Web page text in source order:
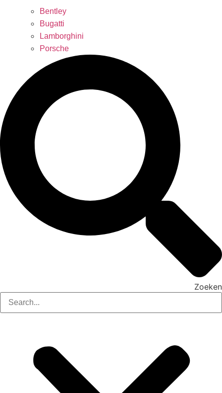
Bentley
Bugatti
Lamborghini
Porsche
Zoeken